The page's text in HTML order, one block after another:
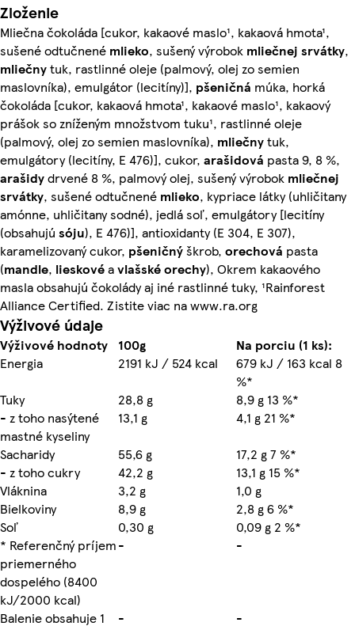
Zloženie
Mliečna čokoláda [cukor, kakaové maslo¹, kakaová hmota¹,
sušené odtučnené mlieko, sušený výrobok mliečnej srvátky,
mliečnytuk, rastlinné oleje (palmový, olej zo semien
maslovníka), emulgátor (lecitíny)], pšeničná múka, horká
čokoláda [cukor, kakaová hmota¹, kakaové maslo¹, kakaový
prášok so zníženým množstvom tuku¹, rastlinné oleje
(palmový, olej zo semien maslovníka), mliečnytuk,
emulgátory (lecitíny, E 476)], cukor, arašidová pasta 9, 8 %,
arašidydrvené 8 %, palmový olej, sušený výrobok mliečnej
srvátky, sušené odtučnené mlieko, kypriace látky (uhličitany
amónne, uhličitany sodné), jedlá soľ, emulgátory [lecitíny
(obsahujú sóju), E 476)], antioxidanty (E 304, E 307),
karamelizovaný cukor, pšeničnýškrob, orechová pasta
(mandle, lieskovéavlašské orechy), Okrem kakaového
masla obsahujú čokolády aj iné rastlinné tuky, ¹Rainforest
Alliance Certified. Zistite viac na www.ra.org
Výživové údaje
Výživové hodnoty 100g
Na porciu (1 ks):
Energia
2191 kJ / 524 kcal
679 kJ / 163 kcal 8
%*
Tuky
28,8 g
8,9 g 13 %*
- z toho nasýtené
mastné kyseliny
13,1 g
4,1 g 21 %*
Sacharidy
55,6 g
17,2 g 7 %*
- z toho cukry
42,2 g
13,1 g 15 %*
Vláknina
3,2 g
1,0 g
Bielkoviny
8,9 g
2,8 g 6 %*
Soľ
0,30 g
0,09 g 2 %*
* Referenčný príjem
priemerného
dospelého (8400
kJ/2000 kcal)
- -
Balenie obsahuje 1
-
-